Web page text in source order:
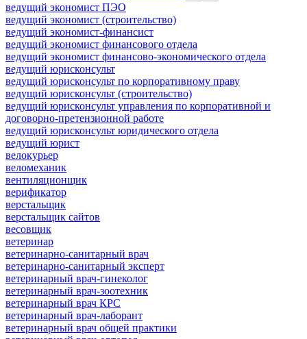
ведущий экономист ПЭО
ведущий экономист (строительство)
ведущий экономист-финансист
ведущий экономист финансового отдела
ведущий экономист финансово-экономического отдела
ведущий юрисконсульт
ведущий юрисконсульт по корпоративному праву
ведущий юрисконсульт (строительство)
ведущий юрисконсульт управления по корпоративной и
договорно-претензионной работе
ведущий юрисконсульт юридического отдела
ведущий юрист
велокурьер
веломеханик
вентиляционщик
верификатор
верстальщик
верстальщик сайтов
весовщик
ветеринар
ветеринарно-санитарный врач
ветеринарно-санитарный эксперт
ветеринарный врач-гинеколог
ветеринарный врач-зоотехник
ветеринарный врач КРС
ветеринарный врач-лаборант
ветеринарный врач общей практики